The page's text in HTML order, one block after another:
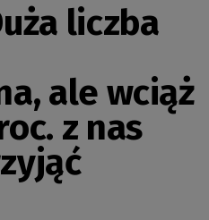
liczba
ale wciąż
z nas